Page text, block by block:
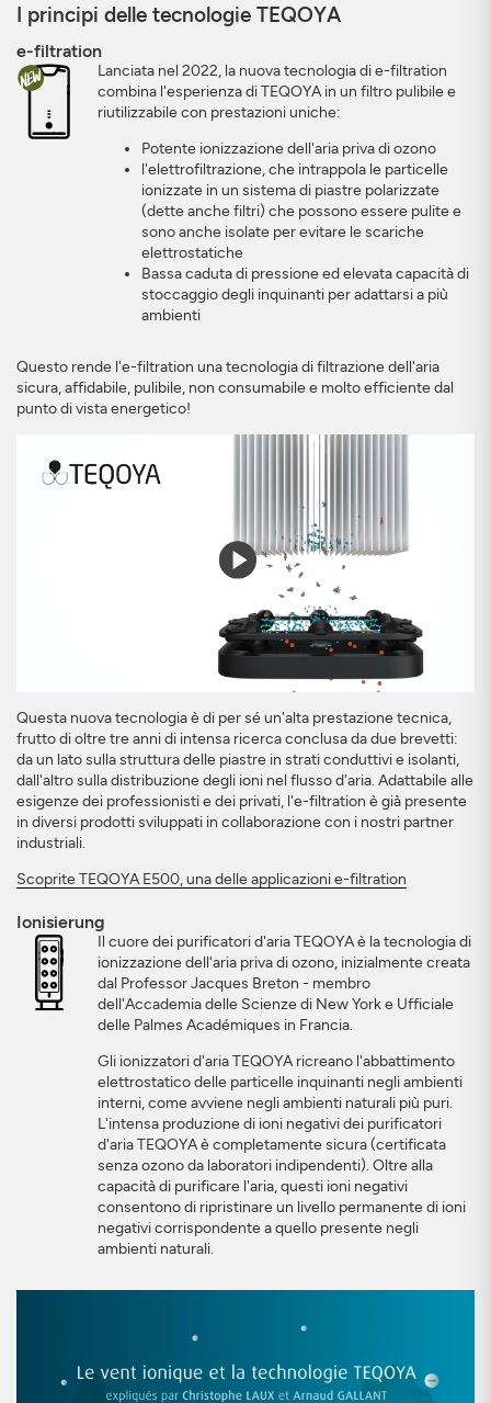
I principi delle tecnologie TEQOYA
e-filtration
Lanciata nel 2022, la nuova tecnologia di e-filtration
combina l'esperienza di TEQOYA in un filtro pulibile e
riutilizzabile con prestazioni uniche:
Potente ionizzazione dell'aria priva di ozono
l'elettrofiltrazione, che intrappola le particelle
ionizzate in un sistema di piastre polarizzate
(dette anche filtri) che possono essere pulite e
sono anche isolate per evitare le scariche
elettrostatiche
Bassa caduta di pressione ed elevata capacità di
stoccaggio degli inquinanti per adattarsi a più
ambienti
Questo rende l'e-filtration una tecnologia di filtrazione dell'aria
sicura, affidabile, pulibile, non consumabile e molto efficiente dal
punto di vista energetico!
Questa nuova tecnologia è di per sé un'alta prestazione tecnica,
frutto di oltre tre anni di intensa ricerca conclusa da due brevetti:
da un lato sulla struttura delle piastre in strati conduttivi e isolanti,
dall'altro sulla distribuzione degli ioni nel flusso d'aria. Adattabile alle
esigenze dei professionisti e dei privati, l'e-filtration è già presente
in diversi prodotti sviluppati in collaborazione con i nostri partner
industriali.
Scoprite TEQOYA E500, una delle applicazioni e-filtration
Ionisierung
Il cuore dei purificatori d'aria TEQOYA è la tecnologia di
ionizzazione dell'aria priva di ozono, inizialmente creata
dal Professor Jacques Breton - membro
dell'Accademia delle Scienze di New York e Ufficiale
delle Palmes Académiques in Francia.
Gli ionizzatori d'aria TEQOYA ricreano l'abbattimento
elettrostatico delle particelle inquinanti negli ambienti
interni, come avviene negli ambienti naturali più puri.
L'intensa produzione di ioni negativi dei purificatori
d'aria TEQOYA è completamente sicura (certificata
senza ozono da laboratori indipendenti). Oltre alla
capacità di purificare l'aria, questi ioni negativi
consentono di ripristinare un livello permanente di ioni
negativi corrispondente a quello presente negli
ambienti naturali.